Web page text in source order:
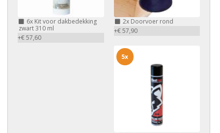
6x Kit voor dakbedekking
zwart 310 ml
+€ 57,60
2xDoorvoer rond
+€ 57,90
5x